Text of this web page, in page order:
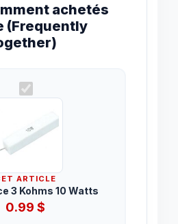
achetés
(Frequently
ARTICLE
3 Kohms 10 Watts
0.99$